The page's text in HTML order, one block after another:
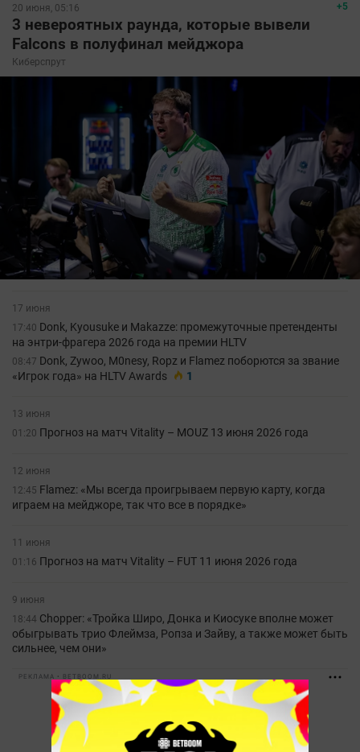
+5
20 июня, 05:16
3 невероятных раунда, которые вывели
Falcons в полуфинал мейджора
Киберспрут
17 июня
17:40 Donk, Kyousuke и Makazze: промежуточные претенденты
на энтри-фрагера 2026 года на премии HLTV
08:47 Donk, Zywoo, M0nesy, Ropz и Flamez поборются за звание
«Игрок года» на HLTV Awards
1
13 июня
01:20 Прогноз на матч Vitality – MOUZ 13 июня 2026 года
12 июня
12:45 Flamez: «Мы всегда проигрываем первую карту, когда
играем на мейджоре, так что все в порядке»
11 июня
01:16 Прогноз на матч Vitality – FUT 11 июня 2026 года
9 июня
18:44 Chopper: «Тройка Широ, Донка и Киосуке вполне может
обыгрывать трио Флеймза, Ропза и Зайву, а также может быть
сильнее, чем они»
РЕКЛАМА • BETBOOM.RU